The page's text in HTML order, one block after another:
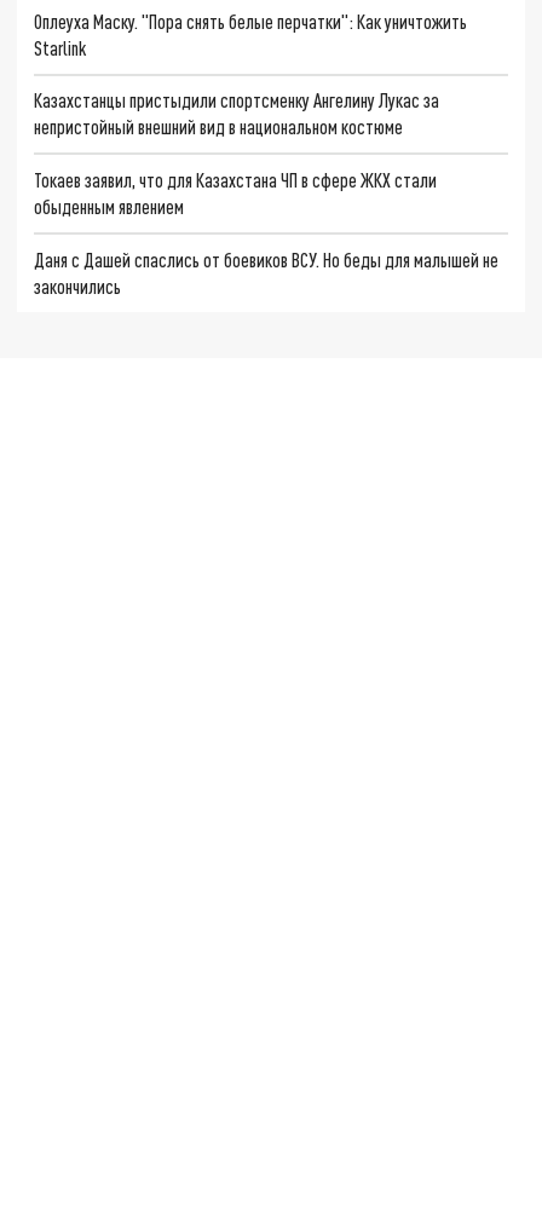
Оплеуха Маску. "Пора снять белые перчатки": Как уничтожить
Starlink
Казахстанцы пристыдили спортсменку Ангелину Лукас за
непристойный внешний вид в национальном костюме
Токаев заявил, что для Казахстана ЧП в сфере ЖКХ стали
обыденным явлением
Даня с Дашей спаслись от боевиков ВСУ. Но беды для малышей не
закончились